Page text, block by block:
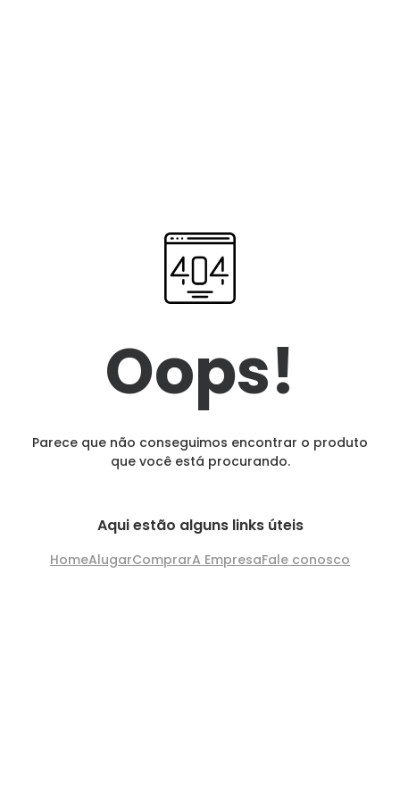
Oops!
Parece que não conseguimos encontrar o produto
que você está procurando.
Aqui estão alguns links úteis
HomeAlugarComprarA EmpresaFale conosco